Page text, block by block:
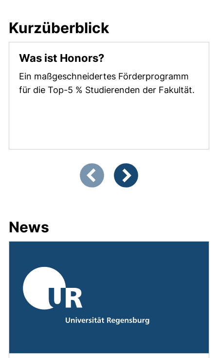
Kurzüberblick
Was ist Honors?
Ein maßgeschneidertes Förderprogramm
für die Top-5 % Studierenden der Fakultät.
Zeigt Folie 1 von 3
News